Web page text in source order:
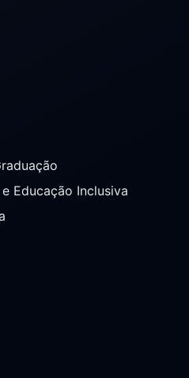
Educação Inclusiva